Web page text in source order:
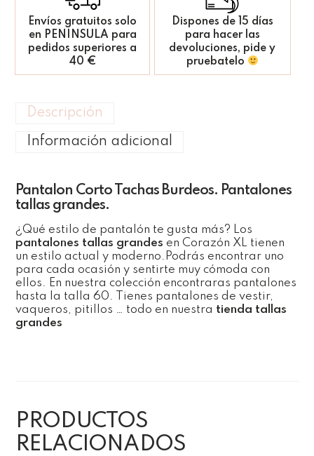
Envíos gratuitos solo
en PENINSULA para
pedidos superiores a
40 €
Dispones de 15 días
para hacer las
devoluciones, pide y
pruebatelo
Descripción
Información adicional
Pantalon Corto Tachas Burdeos. Pantalones
tallas grandes.
¿Qué estilo de pantalón te gusta más? Los
pantalones tallas grandes en Corazón XL tienen
un estilo actual y moderno.Podrás encontrar uno
para cada ocasión y sentirte muy cómoda con
ellos. En nuestra colección encontraras pantalones
hasta la talla 60. Tienes pantalones de vestir,
vaqueros, pitillos … todo en nuestra tienda tallas
grandes
PRODUCTOS
RELACIONADOS